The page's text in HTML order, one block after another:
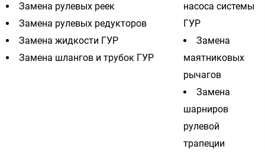
Замена рулевых реек
Замена рулевых редукторов
Замена жидкости ГУР
Замена шлангов и трубок ГУР
насоса системы
ГУР
Замена
маятниковых
рычагов
Замена
шарниров
рулевой
трапеции